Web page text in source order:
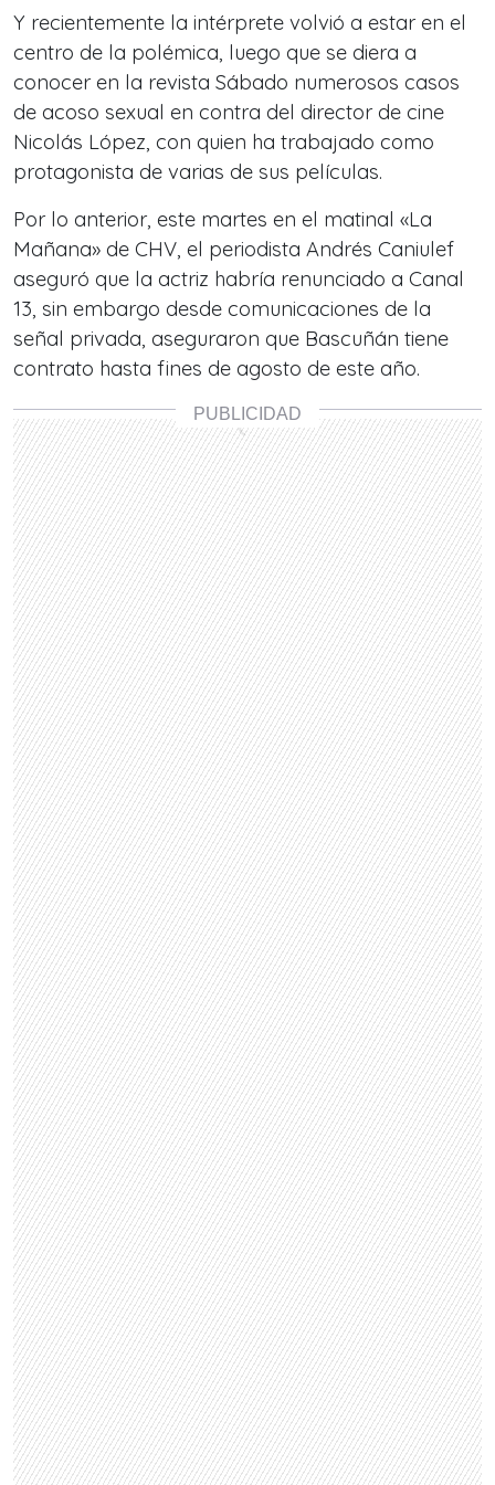
Y recientemente la intérprete volvió a estar en el
centro de la polémica, luego que se diera a
conocer en la revista Sábado numerosos casos
de acoso sexual en contra del director de cine
Nicolás López, con quien ha trabajado como
protagonista de varias de sus películas.
Por lo anterior, este martes en el matinal «La
Mañana» de CHV, el periodista Andrés Caniulef
aseguró que la actriz habría renunciado a Canal
13, sin embargo desde comunicaciones de la
señal privada, aseguraron que Bascuñán tiene
contrato hasta fines de agosto de este año.